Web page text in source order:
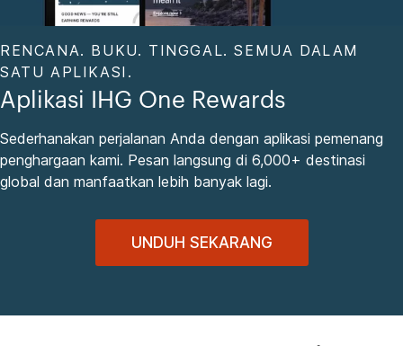
RENCANA. BUKU. TINGGAL. SEMUA DALAM
SATU APLIKASI.
Aplikasi IHG One Rewards
Sederhanakan perjalanan Anda dengan aplikasi pemenang
penghargaan kami. Pesan langsung di 6,000+ destinasi
global dan manfaatkan lebih banyak lagi.
UNDUH SEKARANG